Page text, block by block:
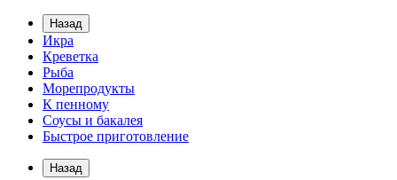
Назад
Икра
Креветка
Рыба
Морепродукты
К пенному
Соусы и бакалея
Быстрое приготовление
Назад